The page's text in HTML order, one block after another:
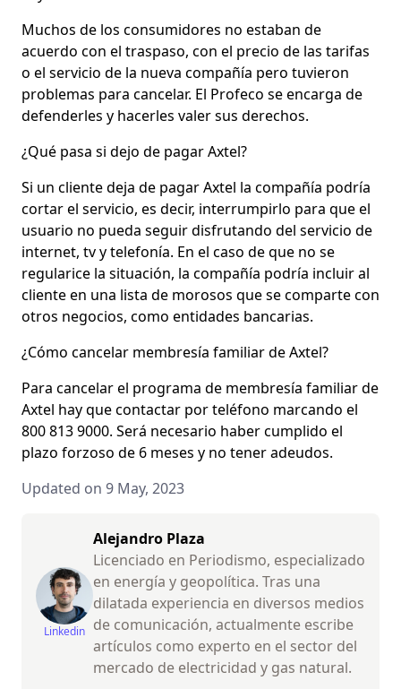
Muchos de los consumidores no estaban de
acuerdo con el traspaso, con el precio de las tarifas
o el servicio de la nueva compañía pero tuvieron
problemas para cancelar. El Profeco se encarga de
defenderles y hacerles valer sus derechos.
¿Qué pasa si dejo de pagar Axtel?
Si un cliente deja de pagar Axtel la compañía podría
cortar el servicio, es decir, interrumpirlo para que el
usuario no pueda seguir disfrutando del servicio de
internet, tv y telefonía. En el caso de que no se
regularice la situación, la compañía podría incluir al
cliente en una lista de morosos que se comparte con
otros negocios, como entidades bancarias.
¿Cómo cancelar membresía familiar de Axtel?
Para cancelar el programa de membresía familiar de
Axtel hay que contactar por teléfono marcando el
800 813 9000. Será necesario haber cumplido el
plazo forzoso de 6 meses y no tener adeudos.
Updated on 9 May, 2023
Linkedin
Alejandro Plaza
Licenciado en Periodismo, especializado
en energía y geopolítica. Tras una
dilatada experiencia en diversos medios
de comunicación, actualmente escribe
artículos como experto en el sector del
mercado de electricidad y gas natural.